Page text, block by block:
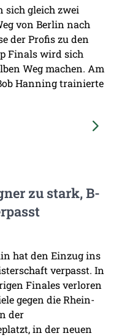
sich gleich zwei
von Berlin nach
der Profis zu den
Finals wird sich
Weg machen. Am
Hanning trainierte
zu stark, B-
hat den Einzug ins
verpasst. In
Finales verloren
gegen die Rhein-
der
in der neuen